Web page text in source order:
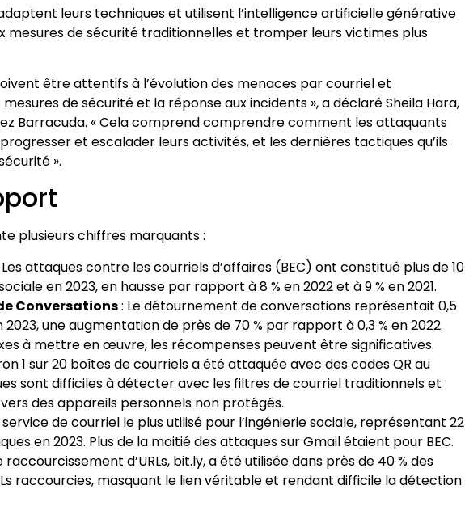
leurs techniques et utilisent l’intelligence artificielle générative
mesures de sécurité traditionnelles et tromper leurs victimes plus
être attentifs à l’évolution des menaces par courriel et
de sécurité et la réponse aux incidents », a déclaré Sheila Hara,
Barracuda. « Cela comprend comprendre comment les attaquants
et escalader leurs activités, et les dernières tactiques qu’ils
».
plusieurs chiffres marquants :
Les attaques contre les courriels d’affaires (BEC) ont constitué plus de 10
en 2023, en hausse par rapport à 8 % en 2022 et à 9 % en 2021.
Conversations: Le détournement de conversations représentait 0,5
une augmentation de près de 70 % par rapport à 0,3 % en 2022.
à mettre en œuvre, les récompenses peuvent être significatives.
1 sur 20 boîtes de courriels a été attaquée avec des codes QR au
sont difficiles à détecter avec les filtres de courriel traditionnels et
des appareils personnels non protégés.
de courriel le plus utilisé pour l’ingénierie sociale, représentant 22
en 2023. Plus de la moitié des attaques sur Gmail étaient pour BEC.
d’URLs, bit.ly, a été utilisée dans près de 40 % des
raccourcies, masquant le lien véritable et rendant difficile la détection